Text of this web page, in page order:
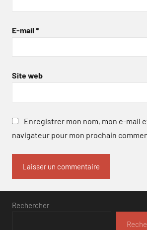
E-mail *
Site web
Enregistrer mon nom, mon e-mail
navigateur pour mon prochain
Rechercher